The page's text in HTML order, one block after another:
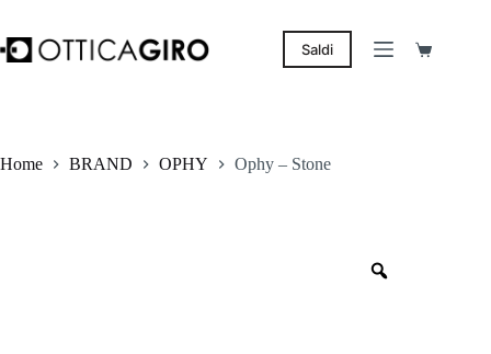
contenuto
Saldi Carrello
Home BRAND OPHY Ophy – Stone